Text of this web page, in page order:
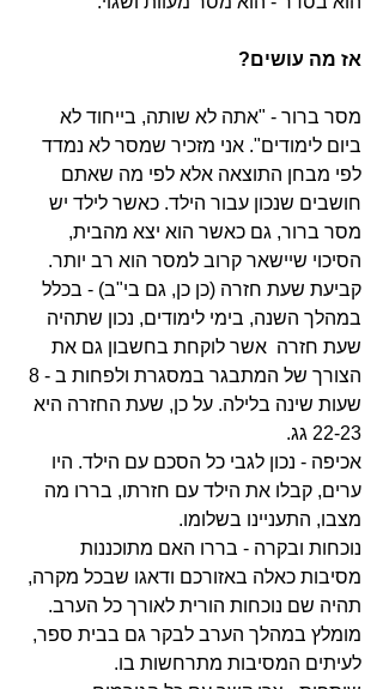
אז מה עושים?
מסר ברור - "אתה לא שותה, בייחוד לא
ביום לימודים". אני מזכיר שמסר לא נמדד
לפי מבחן התוצאה אלא לפי מה שאתם
חושבים שנכון עבור הילד. כאשר לילד יש
מסר ברור, גם כאשר הוא יצא מהבית,
הסיכוי שיישאר קרוב למסר הוא רב יותר.
קביעת שעת חזרה (כן כן, גם בי"ב) - בכלל
במהלך השנה, בימי לימודים, נכון שתהיה
שעת חזרה  אשר לוקחת בחשבון גם את
שעות שינה בלילה. על כן, שעת החזרה היא
22-23 גג.
אכיפה - נכון לגבי כל הסכם עם הילד. היו
ערים, קבלו את הילד עם חזרתו, בררו מה
מצבו, התעניינו בשלומו.
נוכחות ובקרה - בררו האם מתוכננות
מסיבות כאלה באזורכם ודאגו שבכל מקרה,
תהיה שם נוכחות הורית לאורך כל הערב.
מומלץ במהלך הערב לבקר גם בבית ספר,
לעיתים המסיבות מתרחשות בו.